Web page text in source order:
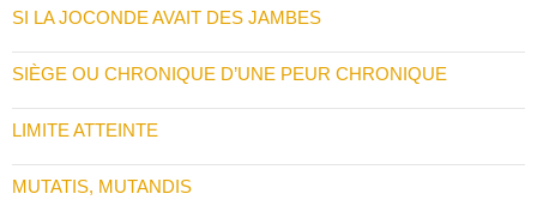
SI LA JOCONDE AVAIT DES JAMBES
SIÈGE OU CHRONIQUE D’UNE PEUR CHRONIQUE
LIMITE ATTEINTE
MUTATIS, MUTANDIS